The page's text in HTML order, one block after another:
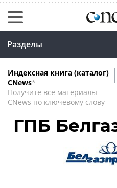
Разделы
Индексная книга (каталог)
CNews*
Получите все материалы
CNews по ключевому слову
ГПБ